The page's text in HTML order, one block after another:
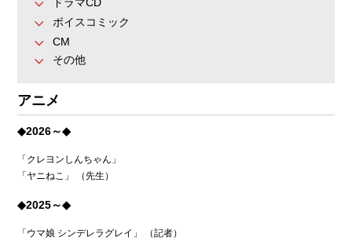
ドラマCD
ボイスコミック
CM
その他
アニメ
◆2026～◆
「クレヨンしんちゃん」
「ヤニねこ」 （先生）
◆2025～◆
「ウマ娘 シンデレラグレイ」 （記者）